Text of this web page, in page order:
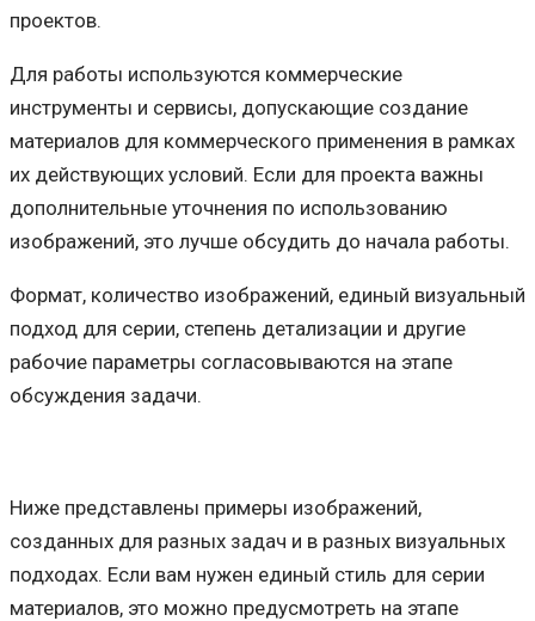
проектов.
Для работы используются коммерческие
инструменты и сервисы, допускающие создание
материалов для коммерческого применения в рамках
их действующих условий. Если для проекта важны
дополнительные уточнения по использованию
изображений, это лучше обсудить до начала работы.
Формат, количество изображений, единый визуальный
подход для серии, степень детализации и другие
рабочие параметры согласовываются на этапе
обсуждения задачи.
Ниже представлены примеры изображений,
созданных для разных задач и в разных визуальных
подходах. Если вам нужен единый стиль для серии
материалов, это можно предусмотреть на этапе